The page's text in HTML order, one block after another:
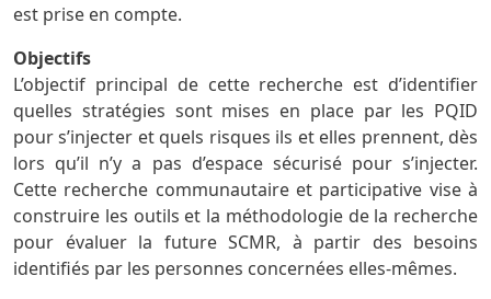
est prise en compte.
Objectifs
L’objectif principal de cette recherche est d’identifier
quelles stratégies sont mises en place par les PQID
pour s’injecter et quels risques ils et elles prennent, dès
lors qu’il n’y a pas d’espace sécurisé pour s’injecter.
Cette recherche communautaire et participative vise à
construire les outils et la méthodologie de la recherche
pour évaluer la future SCMR, à partir des besoins
identifiés par les personnes concernées elles-mêmes.